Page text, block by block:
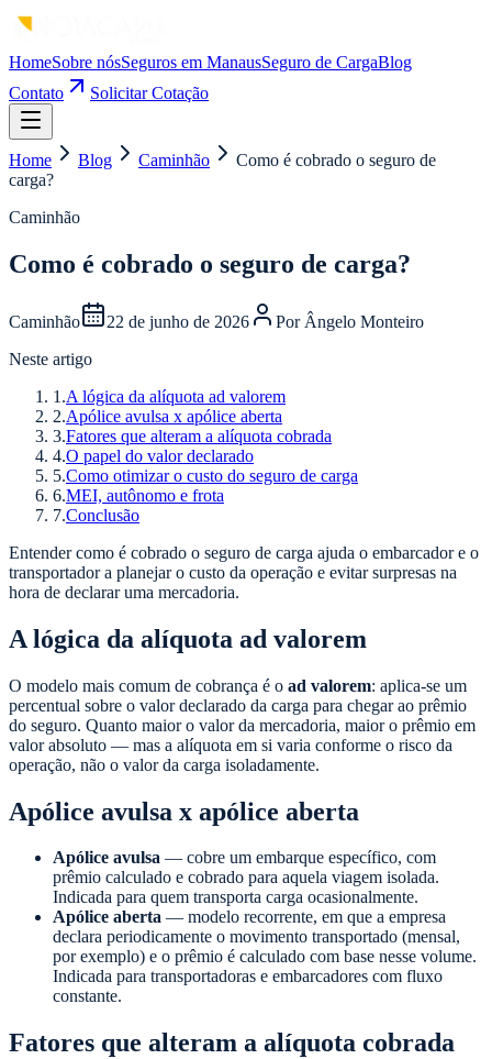
HomeSobre nósSeguros em ManausSeguro de CargaBlog
Contato
Solicitar Cotação
Home Blog Caminhão
Como é cobrado o seguro de
carga?
Caminhão
Como é cobrado o seguro de carga?
Caminhão 22 de junho de 2026 Por Ângelo Monteiro
Neste artigo
1 .A lógica da alíquota ad valorem
2.Apólice avulsa x apólice aberta
3.Fatores que alteram a alíquota cobrada
4.O papel do valor declarado
5.Como otimizar o custo do seguro de carga
6.MEI, autônomo e frota
7.Conclusão
Entender como é cobrado o seguro de carga ajuda o embarcador e o
transportador a planejar o custo da operação e evitar surpresas na
hora de declarar uma mercadoria.
A lógica da alíquota ad valorem
O modelo mais comum de cobrança é o ad valorem: aplica-se um
percentual sobre o valor declarado da carga para chegar ao prêmio
do seguro. Quanto maior o valor da mercadoria, maior o prêmio em
valor absoluto — mas a alíquota em si varia conforme o risco da
operação, não o valor da carga isoladamente.
Apólice avulsa x apólice aberta
Apólice avulsa — cobre um embarque específico, com
prêmio calculado e cobrado para aquela viagem isolada.
Indicada para quem transporta carga ocasionalmente.
Apólice aberta — modelo recorrente, em que a empresa
declara periodicamente o movimento transportado (mensal,
por exemplo) e o prêmio é calculado com base nesse volume.
Indicada para transportadoras e embarcadores com fluxo
constante.
Fatores que alteram a alíquota cobrada